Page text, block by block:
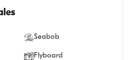
Seabob
Flyboard